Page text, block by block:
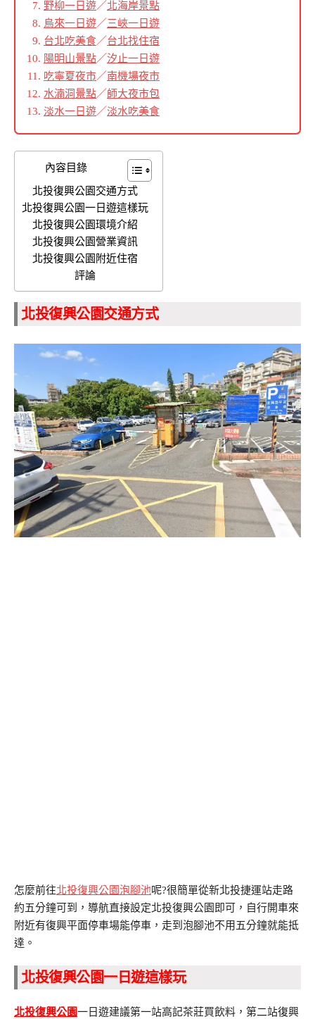
野柳一日遊／北海岸景點
烏來一日遊／三峽一日遊
台北吃美食／台北找住宿
陽明山景點／汐止一日遊
吃寧夏夜市／南機場夜市
水湳洞景點／師大夜市包
淡水一日遊／淡水吃美食
內容目錄
北投復興公園交通方式
北投復興公園一日遊這樣玩
北投復興公園環境介紹
北投復興公園營業資訊
北投復興公園附近住宿
評論
北投復興公園交通方式
怎麼前往北投復興公園泡腳池呢?很簡單從新北投捷運站走路
約五分鐘可到，導航直接設定北投復興公園即可，自行開車來
附近有復興平面停車場能停車，走到泡腳池不用五分鐘就能抵
達。
北投復興公園一日遊這樣玩
北投復興公園一日遊建議第一站高記茶莊買飲料，第二站復興